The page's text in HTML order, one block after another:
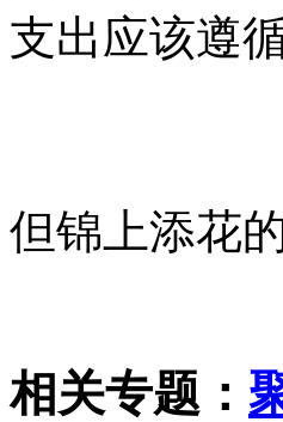
支出应该遵
但锦上添花
相关专题：